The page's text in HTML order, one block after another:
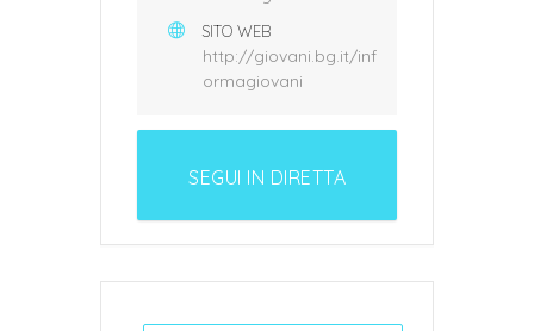
SITO WEB
http://giovani.bg.it/inf
ormagiovani
SEGUI IN DIRETTA